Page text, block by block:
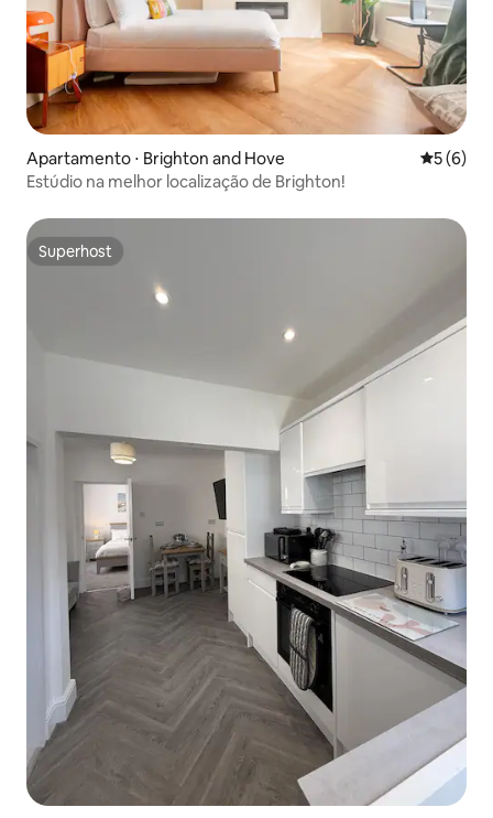
Apartamento ⋅ Brighton and Hove 5 de
5 (6)
Estúdio na melhor localização de Brighton!
Superhost
Superhost